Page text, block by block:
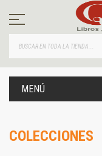
contenido
MENÚ
COLECCIONES